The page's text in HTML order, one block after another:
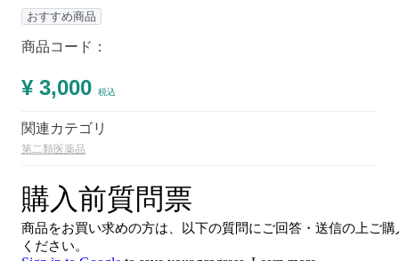
おすすめ商品
商品コード：
¥ 3,000 税込
関連カテゴリ
第二類医薬品